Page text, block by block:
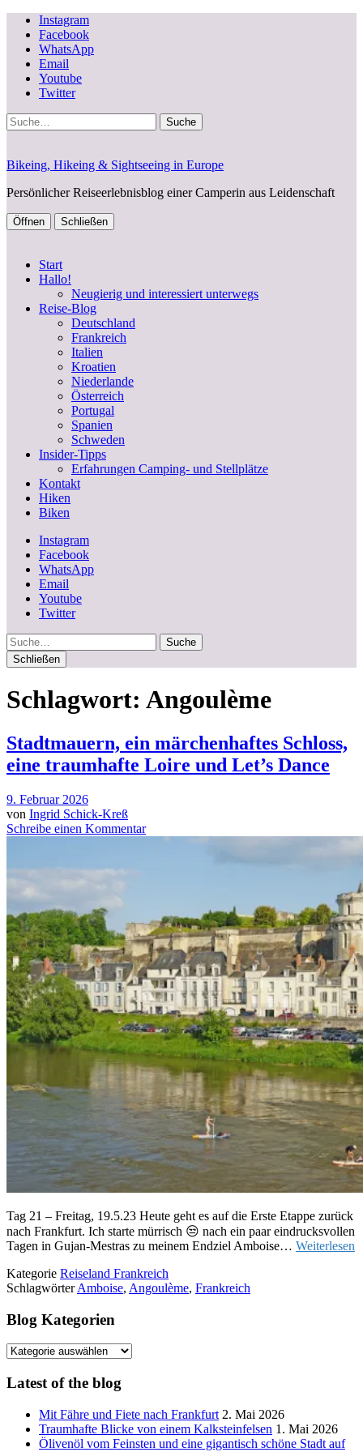
Instagram
Facebook
WhatsApp
Email
Youtube
Twitter
Suche
Bikeing, Hikeing & Sightseeing in Europe
Persönlicher Reiseerlebnisblog einer Camperin aus Leidenschaft
Öffnen Schließen
Start
Hallo!
Neugierig und interessiert unterwegs
Reise-Blog
Deutschland
Frankreich
Italien
Kroatien
Niederlande
Österreich
Portugal
Spanien
Schweden
Insider-Tipps
Erfahrungen Camping- und Stellplätze
Kontakt
Hiken
Biken
Instagram
Facebook
WhatsApp
Email
Youtube
Twitter
Suche
Schließen
Schlagwort: Angoulème
Stadtmauern, ein märchenhaftes Schloss,
eine traumhafte Loire und Let’s Dance
9. Februar 2026
von Ingrid Schick-Kreß
Schreibe einen Kommentar
Tag 21 – Freitag, 19.5.23 Heute geht es auf die Erste Etappe zurück
nach Frankfurt. Ich starte mürrisch 😒 nach ein paar eindrucksvollen
Tagen in Gujan-Mestras zu meinem Endziel Amboise… Weiterlesen
Kategorie Reiseland Frankreich
SchlagwörterAmboise, Angoulème, Frankreich
Blog Kategorien
Blog
Latest of the blog
Mit Fähre und Fiete nach Frankfurt 2. Mai 2026
Traumhafte Blicke von einem Kalksteinfelsen 1. Mai 2026
Ölivenöl vom Feinsten und eine gigantisch schöne Stadt auf